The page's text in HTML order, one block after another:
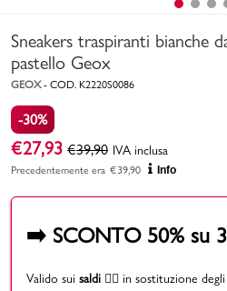
Marchi
Carrello
Promo & News
Sneakers traspiranti bianche
pastello Geox
GEOX- COD. K2220S0086
-30%
€27,93 €39,90 IVA inclusa
Precedentemente era €39,90 Info
➡️ SCONTO 50% su
Valido sui saldi 👉🏻 in sostituzione